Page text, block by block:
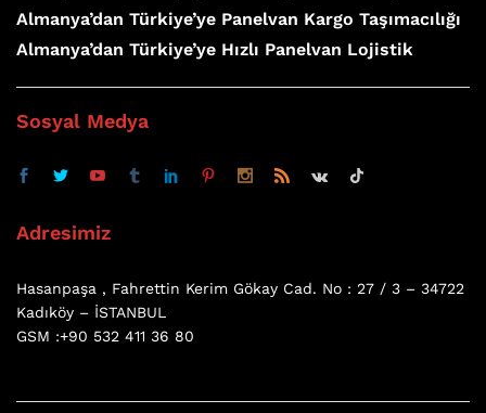
Almanya’dan Türkiye’ye Panelvan Kargo Taşımacılığı
Almanya’dan Türkiye’ye Hızlı Panelvan Lojistik
Sosyal Medya
Adresimiz
Hasanpaşa , Fahrettin Kerim Gökay Cad. No : 27 / 3 – 34722
Kadıköy – İSTANBUL
GSM :+90 532 411 36 80